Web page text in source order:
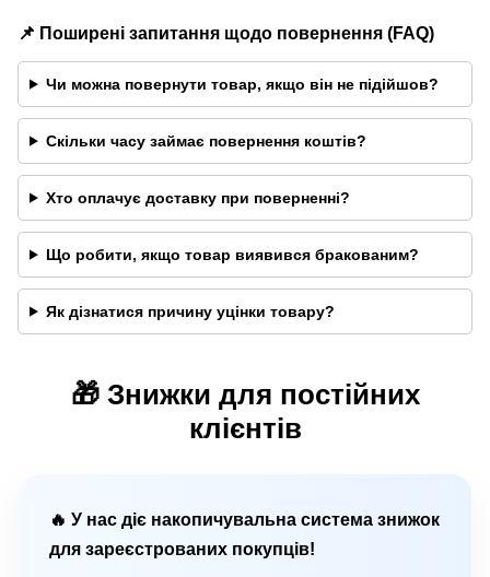
📌 Поширені запитання щодо повернення (FAQ)
Чи можна повернути товар, якщо він не підійшов?
Скільки часу займає повернення коштів?
Хто оплачує доставку при поверненні?
Що робити, якщо товар виявився бракованим?
Як дізнатися причину уцінки товару?
🎁 Знижки для постійних
клієнтів
🔥 У нас діє накопичувальна система знижок
для зареєстрованих покупців!